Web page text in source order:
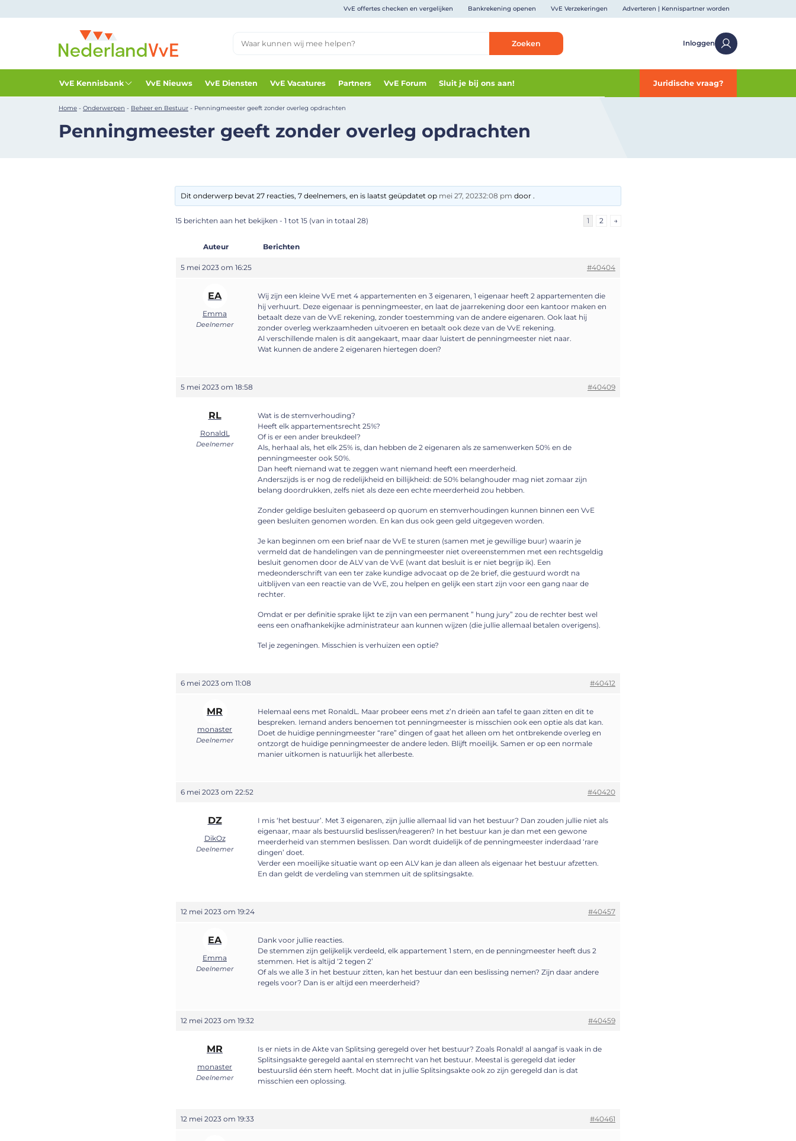
VvE offertes checken en vergelijken Bankrekening openen VvE Verzekeringen Adverteren | Kennispartner worden
Zoeken Inloggen
VvE Kennisbank VvE Nieuws VvE Diensten VvE Vacatures Partners VvE Forum Sluit je bij ons aan! Juridische vraag?
Home - Onderwerpen - Beheer en Bestuur - Penningmeester geeft zonder overleg opdrachten
Penningmeester geeft zonder overleg opdrachten
Dit onderwerp bevat 27 reacties, 7 deelnemers, en is laatst geüpdatet op mei 27, 20232:08 pm door .
15 berichten aan het bekijken - 1 tot 15 (van in totaal 28) 1 2 →
Auteur Berichten
5 mei 2023 om 16:25 #40404
EA
Emma
Deelnemer
Wij zijn een kleine VvE met 4 appartementen en 3 eigenaren, 1 eigenaar heeft 2 appartementen die
hij verhuurt. Deze eigenaar is penningmeester, en laat de jaarrekening door een kantoor maken en
betaalt deze van de VvE rekening, zonder toestemming van de andere eigenaren. Ook laat hij
zonder overleg werkzaamheden uitvoeren en betaalt ook deze van de VvE rekening.
Al verschillende malen is dit aangekaart, maar daar luistert de penningmeester niet naar.
Wat kunnen de andere 2 eigenaren hiertegen doen?
5 mei 2023 om 18:58 #40409
RL
RonaldL
Deelnemer
Wat is de stemverhouding?
Heeft elk appartementsrecht 25%?
Of is er een ander breukdeel?
Als, herhaal als, het elk 25% is, dan hebben de 2 eigenaren als ze samenwerken 50% en de
penningmeester ook 50%.
Dan heeft niemand wat te zeggen want niemand heeft een meerderheid.
Anderszijds is er nog de redelijkheid en billijkheid: de 50% belanghouder mag niet zomaar zijn
belang doordrukken, zelfs niet als deze een echte meerderheid zou hebben.
Zonder geldige besluiten gebaseerd op quorum en stemverhoudingen kunnen binnen een VvE
geen besluiten genomen worden. En kan dus ook geen geld uitgegeven worden.
Je kan beginnen om een brief naar de VvE te sturen (samen met je gewillige buur) waarin je
vermeld dat de handelingen van de penningmeester niet overeenstemmen met een rechtsgeldig
besluit genomen door de ALV van de VvE (want dat besluit is er niet begrijp ik). Een
medeonderschrift van een ter zake kundige advocaat op de 2e brief, die gestuurd wordt na
uitblijven van een reactie van de VvE, zou helpen en gelijk een start zijn voor een gang naar de
rechter.
Omdat er per definitie sprake lijkt te zijn van een permanent ” hung jury” zou de rechter best wel
eens een onafhankekijke administrateur aan kunnen wijzen (die jullie allemaal betalen overigens).
Tel je zegeningen. Misschien is verhuizen een optie?
6 mei 2023 om 11:08 #40412
MR
monaster
Deelnemer
Helemaal eens met RonaldL. Maar probeer eens met z’n drieën aan tafel te gaan zitten en dit te
bespreken. Iemand anders benoemen tot penningmeester is misschien ook een optie als dat kan.
Doet de huidige penningmeester “rare” dingen of gaat het alleen om het ontbrekende overleg en
ontzorgt de huidige penningmeester de andere leden. Blijft moeilijk. Samen er op een normale
manier uitkomen is natuurlijk het allerbeste.
6 mei 2023 om 22:52 #40420
DZ
DikOz
Deelnemer
I mis ‘het bestuur’. Met 3 eigenaren, zijn jullie allemaal lid van het bestuur? Dan zouden jullie niet als
eigenaar, maar als bestuurslid beslissen/reageren? In het bestuur kan je dan met een gewone
meerderheid van stemmen beslissen. Dan wordt duidelijk of de penningmeester inderdaad ‘rare
dingen’ doet.
Verder een moeilijke situatie want op een ALV kan je dan alleen als eigenaar het bestuur afzetten.
En dan geldt de verdeling van stemmen uit de splitsingsakte.
12 mei 2023 om 19:24 #40457
EA
Emma
Deelnemer
Dank voor jullie reacties.
De stemmen zijn gelijkelijk verdeeld, elk appartement 1 stem, en de penningmeester heeft dus 2
stemmen. Het is altijd ‘2 tegen 2’
Of als we alle 3 in het bestuur zitten, kan het bestuur dan een beslissing nemen? Zijn daar andere
regels voor? Dan is er altijd een meerderheid?
12 mei 2023 om 19:32 #40459
MR
monaster
Deelnemer
Is er niets in de Akte van Splitsing geregeld over het bestuur? Zoals Ronald! al aangaf is vaak in de
Splitsingsakte geregeld aantal en stemrecht van het bestuur. Meestal is geregeld dat ieder
bestuurslid één stem heeft. Mocht dat in jullie Splitsingsakte ook zo zijn geregeld dan is dat
misschien een oplossing.
12 mei 2023 om 19:33 #40461